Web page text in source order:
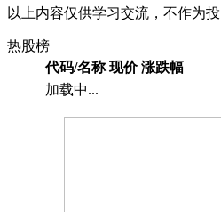
以上内容仅供学习交流，不作为
热股榜
代码/名称 现价 涨跌幅
加载中...